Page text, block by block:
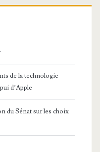
de la technologie
d’Apple
du Sénat sur les choix